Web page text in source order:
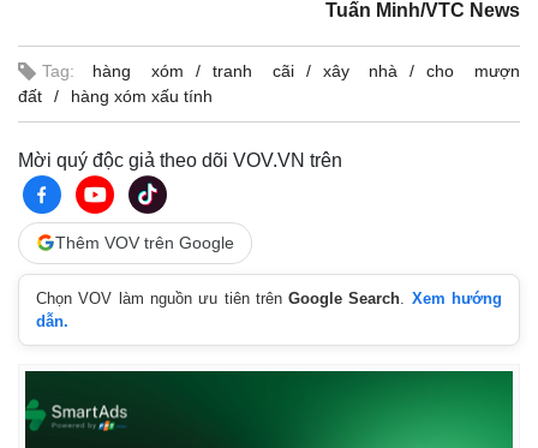
Tuấn Minh/VTC News
Tag: hàng xóm tranh cãi xây nhà
cho mượn
đất
hàng xóm xấu tính
Mời quý độc giả theo dõi VOV.VN trên
Thêm VOV trên Google
Chọn VOV làm nguồn ưu tiên trênGoogle Search
Xem hướng
dẫn.